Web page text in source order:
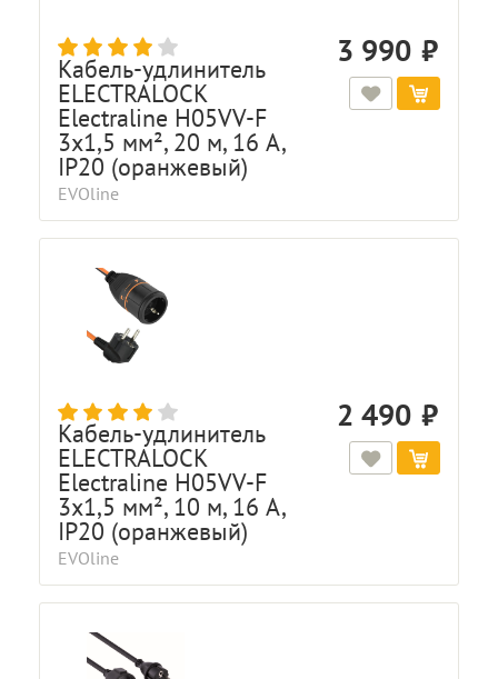
Кабель-удлинитель
ELECTRALOCK
Electraline H05VV-F
3x1,5 мм², 20 м, 16 A,
IP20 (оранжевый)
EVOline
3 990
Кабель-удлинитель
ELECTRALOCK
Electraline H05VV-F
3x1,5 мм², 10 м, 16 A,
IP20 (оранжевый)
EVOline
2 490